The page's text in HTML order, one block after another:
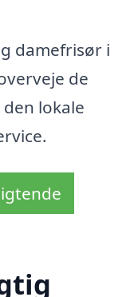
damefrisør i
de
lokale